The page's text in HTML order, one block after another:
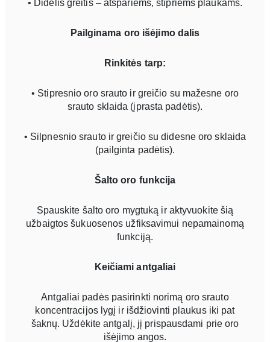
• Didelis greitis – atspariems, stipriems plaukams.
Pailginama oro išėjimo dalis
Rinkitės tarp:
• Stipresnio oro srauto ir greičio su mažesne oro
srauto sklaida (įprasta padėtis).
• Silpnesnio srauto ir greičio su didesne oro sklaida
(pailginta padėtis).
Šalto oro funkcija
Spauskite šalto oro mygtuką ir aktyvuokite šią
užbaigtos šukuosenos užfiksavimui nepamainomą
funkciją.
Keičiami antgaliai
Antgaliai padės pasirinkti norimą oro srauto
koncentracijos lygį ir išdžiovinti plaukus iki pat
šaknų. Uždėkite antgalį, jį prispausdami prie oro
išėjimo angos.